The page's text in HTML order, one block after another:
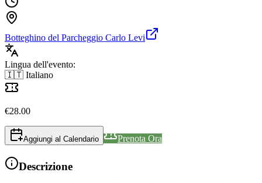
Botteghino del Parcheggio Carlo Levi
Lingua dell'evento:
🇮🇹 Italiano
€28.00
Aggiungi al Calendario Prenota Ora
Descrizione